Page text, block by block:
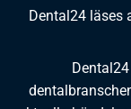
Dental24 läses